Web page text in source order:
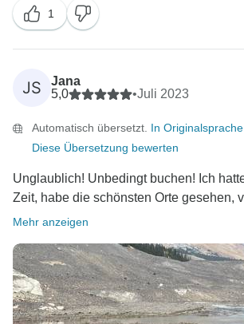
1
JS
Jana
5,0
•Juli 2023
Automatisch übersetzt. In
Diese Übersetzung bewerten
Unglaublich! Unbedingt buchen! Ich
Zeit, habe die schönsten Orte gesehen,
Mehr anzeigen